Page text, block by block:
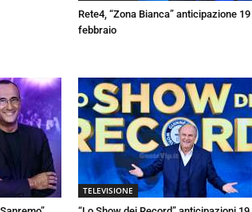
Rete4, “Zona Bianca” anticipazione 19
febbraio
TELEVISIONE